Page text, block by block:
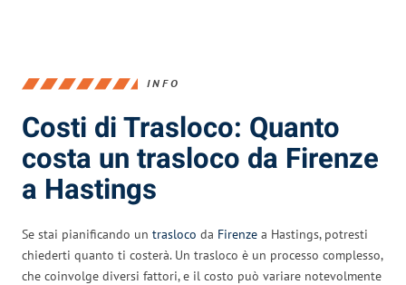
INFO
Costi di Trasloco: Quanto
costa un trasloco da Firenze
a Hastings
Se stai pianificando un trasloco da Firenze a Hastings, potresti
chiederti quanto ti costerà. Un trasloco è un processo complesso,
che coinvolge diversi fattori, e il costo può variare notevolmente